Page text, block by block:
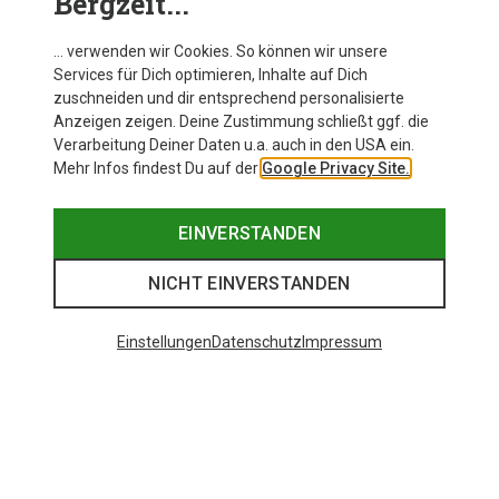
… verwenden wir Cookies. So können wir unsere
Services für Dich optimieren, Inhalte auf Dich
zuschneiden und dir entsprechend personalisierte
Anzeigen zeigen. Deine Zustimmung schließt ggf. die
Verarbeitung Deiner Daten u.a. auch in den USA ein.
Mehr Infos findest Du auf der Google Privacy Site.
EINVERSTANDEN
NICHT EINVERSTANDEN
EinstellungenDatenschutz Impressum